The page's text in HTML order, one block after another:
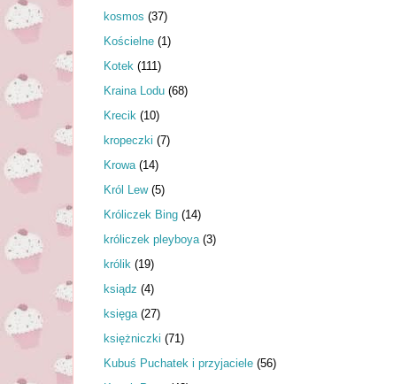
kosmos (37)
Kościelne (1)
Kotek (111)
Kraina Lodu (68)
Krecik (10)
kropeczki (7)
Krowa (14)
Król Lew (5)
Króliczek Bing (14)
króliczek pleyboya (3)
królik (19)
ksiądz (4)
księga (27)
księżniczki (71)
Kubuś Puchatek i przyjaciele (56)